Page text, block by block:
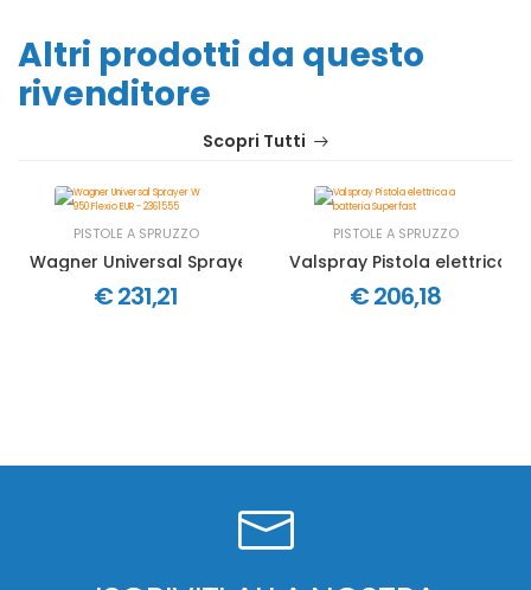
Altri prodotti da questo
rivenditore
Scopri Tutti
PISTOLE A SPRUZZO
Wagner Universal Sprayer W 950 Flexio EUR - 2361555
€ 231,21
PISTOLE A SPRUZZO
Valspray Pistola elettrica
€ 206,18